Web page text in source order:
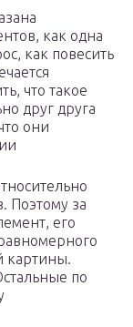
как одна
как повесить
что такое
друг друга
они
Поэтому за
его
картины.
по